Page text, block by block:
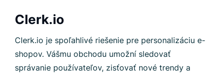
Clerk.io
Clerk.io je spoľahlivé riešenie pre personalizáciu e-
shopov. Vášmu obchodu umožní sledovať
správanie používateľov, zisťovať nové trendy a